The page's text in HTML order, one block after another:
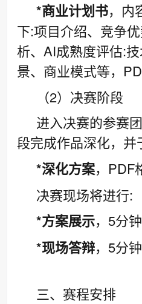
*商业计划书，内
下:项目介绍、竞争
析、AI成熟度评估:
景、商业模式等，
（2）决赛阶段
进入决赛的参赛
段完成作品深化，并
*深化方案，PDF
决赛现场将进行:
*方案展示，5分钟
*现场答辩，5分钟
三、赛程安排